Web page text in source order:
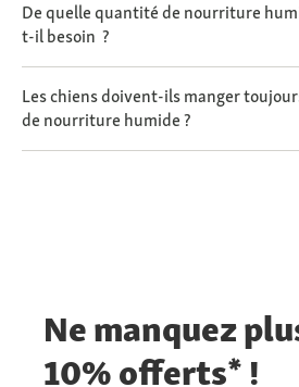
De quelle quantité de nourriture
t-il besoin ?
Les chiens doivent-ils manger
de nourriture humide ?
Ne manquez
10% offerts* !